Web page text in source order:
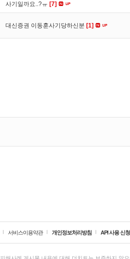
사기일까요..?ㅠ [7]
대신증권 이동훈사기당하신분 [1]
서비스이용약관 개인정보처리방침 API 사용 신청